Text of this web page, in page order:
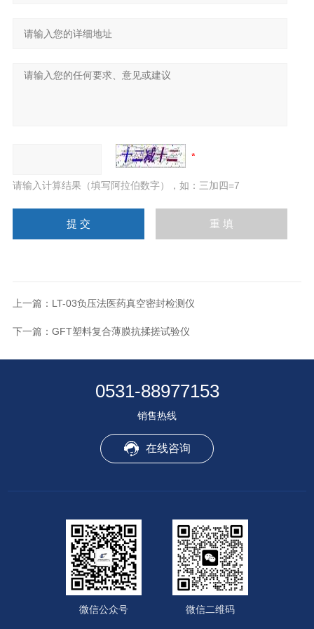
请输入计算结果（填写阿拉伯数字），如：三加四=7
上一篇： LT-03负压法医药真空密封检测仪
下一篇： GFT塑料复合薄膜抗揉搓试验仪
0531-88977153
销售热线
在线咨询
微信公众号 微信二维码